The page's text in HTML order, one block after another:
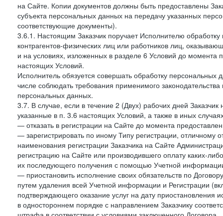
на Сайте. Копии документов должны быть предоставлены
субъекта персональных данных на передачу указанных
соответствующие документы).
3.6.1. Настоящим Заказчик поручает Исполнителю
контрагентов-физических лиц или работников лиц,
и на условиях, изложенных в разделе 6 Условий до момента
настоящих Условий.
Исполнитель обязуется совершать обработку
числе соблюдать требования применимого
персональных данных.
3.7. В случае, если в течение 2 (Двух) рабочих дней
указанные в п. 3.6 настоящих Условий, а также в иных
— отказать в регистрации на Сайте до момента
— зарегистрировать по иному Типу регистрации, отличному
наименования регистрации Заказчика на Сайте
регистрацию на Сайте или производившего оплату каких-
их последующего получения с помощью Учетной
— приостановить исполнение своих обязательств по
путем удаления всей Учетной информации и Регистрации
подтверждающего оказание услуг на дату приостановления
в одностороннем порядке с направлением Заказчику